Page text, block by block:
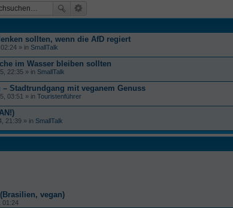
sollten, wenn die AfD regiert
» in SmallTalk
im Wasser bleiben sollten
22:35 » in SmallTalk
– Stadtrundgang mit veganem Genuss
03:51 » in Touristenführer
21:39 » in SmallTalk
vegan)
01:24